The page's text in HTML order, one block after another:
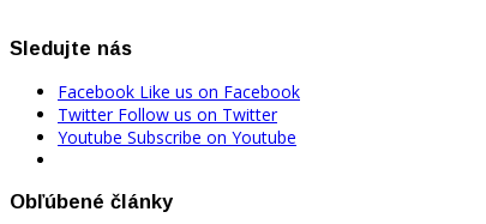
Sledujte nás
Facebook Like us on Facebook
Twitter Follow us on Twitter
Youtube Subscribe on Youtube
Obľúbené články